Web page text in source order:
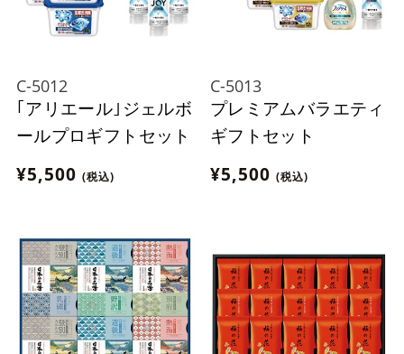
C-5012
｢アリエール｣ジェルボ
ールプロギフトセット
¥5,500 (税込)
C-5013
プレミアムバラエティ
ギフトセット
¥5,500 (税込)